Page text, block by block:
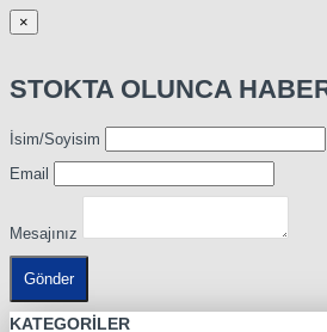
×
STOKTA OLUNCA
İsim/Soyisim
Email
Mesajınız
Gönder
KATEGORILER